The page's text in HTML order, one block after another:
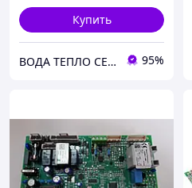
Купить
ВОДА ТЕПЛО СЕРВІС 95%